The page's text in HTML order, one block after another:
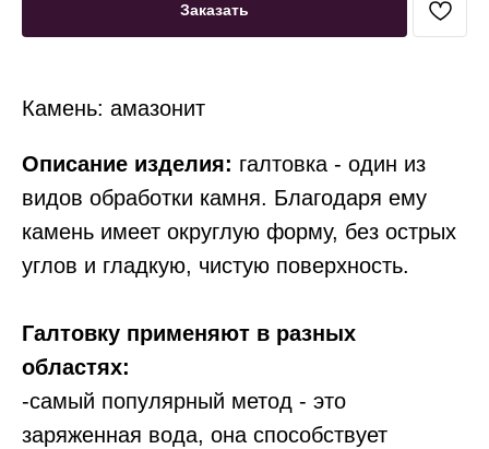
Заказать
Описание изделия: галтовка - один из
видов обработки камня. Благодаря ему
камень имеет округлую форму, без острых
углов и гладкую, чистую поверхность.
Галтовку применяют в разных
областях:
-самый популярный метод - это
заряженная вода, она способствует
Камень: амазонит